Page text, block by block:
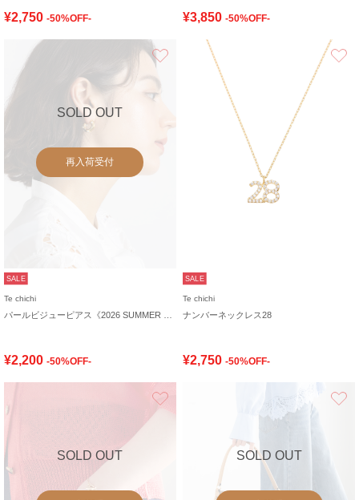
¥2,750 -50%OFF- ¥3,850 -50%OFF-
SOLD OUT
再入荷受付
お気に入り
SALE
Te chichi
¥2,200 -50%OFF-
SALE
Te chichi
ナンバーネックレス28
¥2,750 -50%OFF-
SOLD OUT SOLD OUT